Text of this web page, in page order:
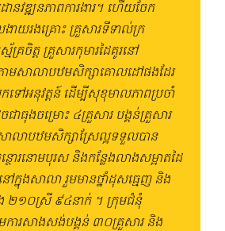
នវឌ្ឍនភាពការងារ។ ហើយចែក
ងាយរងគ្រោះ គ្រួសារទីទាល់ក្រ
ម័គ្រចិត្ត គ្រួសារកុមារដៃគូរនៅ
មសាលាបឋមសិក្សាគោលដៅផងដែរ
ទៅអនុវត្តន៍ ដើម្បីសុខុមាលភាពប្រចាំ
ជាធុងចម្រោះ ៤គ្រួសារ បង្គន់គ្រួសារ
ាលាបឋមសិក្សាស្រែល្អទទួលបាន
ោរនោមបុរស និងកន្លែងលាងសម្អាតដៃ
ៅក្នុងសាលា រួមមានថ្នាំដុសធ្មេញ និង
២១០ស្រី ៩៤នាក់ ។ ក្រុមជំនុំ
ការសាងសង់បង្គន់ ៣០គ្រួសារ និង